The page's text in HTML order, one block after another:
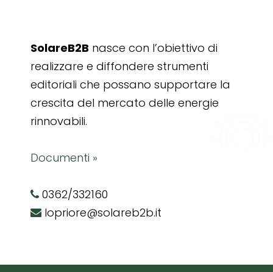
SolareB2B nasce con l’obiettivo di
realizzare e diffondere strumenti
editoriali che possano supportare la
crescita del mercato delle energie
rinnovabili.
Documenti »
0362/332160
lopriore@solareb2b.it